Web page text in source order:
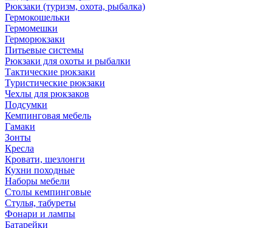
Рюкзаки (туризм, охота, рыбалка)
Гермокошельки
Гермомешки
Герморюкзаки
Питьевые системы
Рюкзаки для охоты и рыбалки
Тактические рюкзаки
Туристические рюкзаки
Чехлы для рюкзаков
Подсумки
Кемпинговая мебель
Гамаки
Зонты
Кресла
Кровати, шезлонги
Кухни походные
Наборы мебели
Столы кемпинговые
Стулья, табуреты
Фонари и лампы
Батарейки